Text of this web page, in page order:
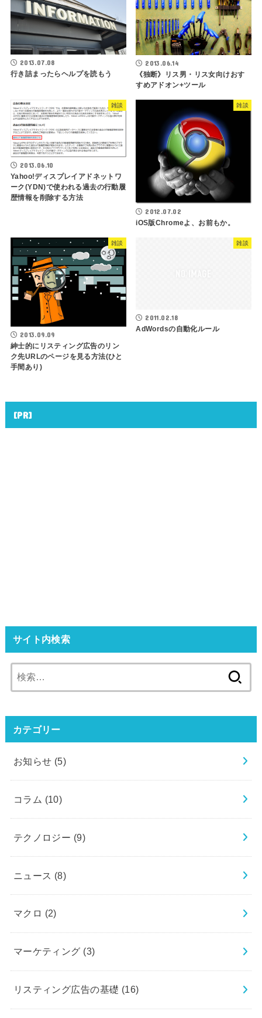
2013.07.08
行き詰まったらヘルプを読もう
2013.06.14
《独断》リス男・リス女向けおす
すめアドオン+ツール
雑談
2013.06.10
Yahoo!ディスプレイアドネットワ
ーク(YDN)で使われる過去の行動履
歴情報を削除する方法
雑談
2012.07.02
iOS版Chromeよ、お前もか。
雑談
2013.09.09
紳士的にリスティング広告のリン
ク先URLのページを見る方法(ひと
手間あり)
雑談
2011.02.18
AdWordsの自動化ルール
[PR]
サイト内検索
索:
カテゴリー
お知らせ (5)
コラム (10)
テクノロジー (9)
ニュース (8)
マクロ (2)
マーケティング (3)
リスティング広告の基礎 (16)